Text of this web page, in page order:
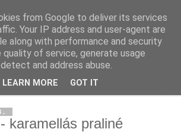
karamellás praliné
from Google to deliver its services
Your IP address and user-agent are
along with performance and security
of service, generate usage
and address abuse.
LEARN MORE GOT IT